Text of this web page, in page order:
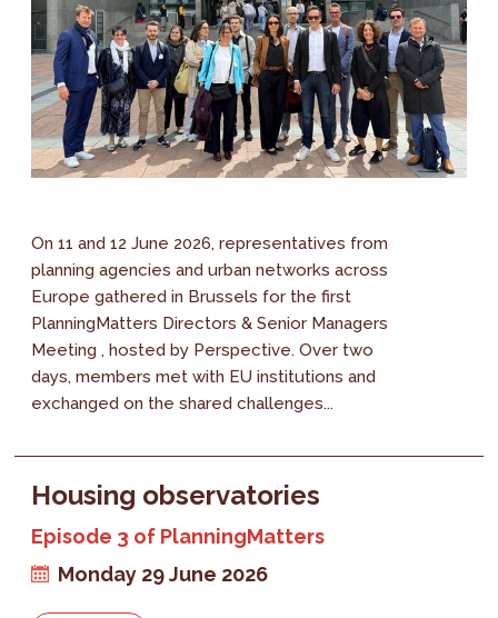
On 11 and 12 June 2026, representatives from
planning agencies and urban networks across
Europe gathered in Brussels for the first
PlanningMatters Directors & Senior Managers
Meeting , hosted by Perspective. Over two
days, members met with EU institutions and
exchanged on the shared challenges...
Housing observatories
Episode 3 of PlanningMatters
Monday 29 June 2026